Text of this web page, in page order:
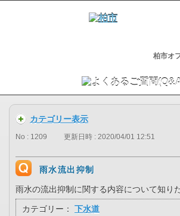
柏市オ
カテゴリー表示
No : 1209 更新日時 : 2020/04/01 12:51
雨水流出抑制
雨水の流出抑制に関する内容について知りた
カテゴリー：
下水道